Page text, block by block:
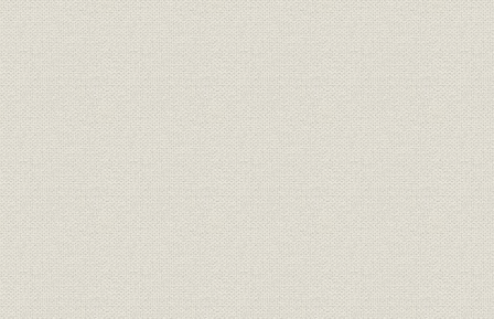
経営者としての岩垂亨
5. 新製品と自主販売へ
「オスバルサン」の開発
その他諸医薬の発売
大阪出張所の独立
中国大陸への輸出開始
東京営業所の開設と本社移転